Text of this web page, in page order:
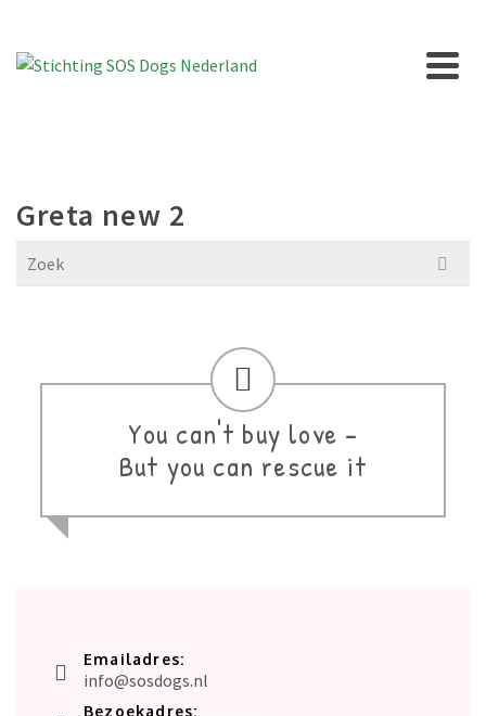
Greta new 2
Search
You can't buy love -
But you can rescue it
Emailadres:
info@sosdogs.nl
Bezoekadres: